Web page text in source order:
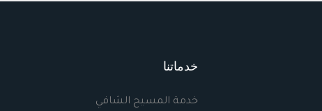
خدماتنا
خدمة المسيح الشافي